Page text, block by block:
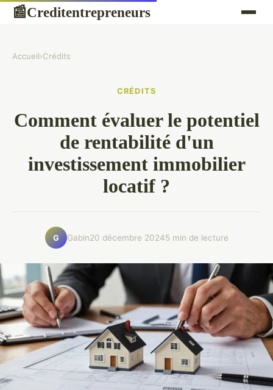
📰Creditentrepreneurs
Accueil›Crédits
CRÉDITS
Comment évaluer le potentiel
de rentabilité d'un
investissement immobilier
locatif ?
G Gabin20 décembre 20245 min de lecture